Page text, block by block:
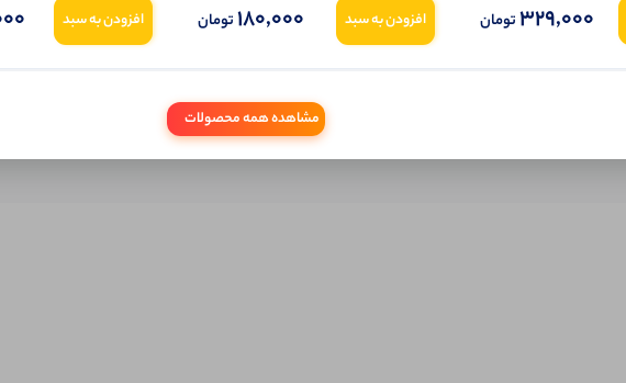
329,000تومان افزودن به سبد 180,000تومان افزودن به سبد
مشاهده همه محصولات